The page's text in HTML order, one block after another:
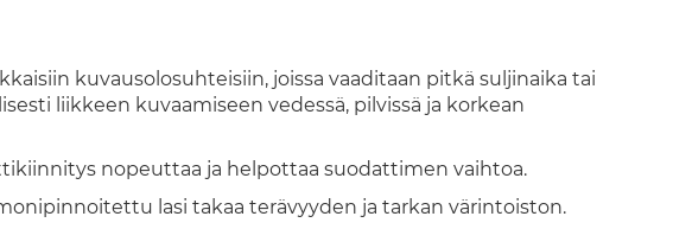
kuvausolosuhteisiin, joissa vaaditaan pitkä suljinaika tai
liikkeen kuvaamiseen vedessä, pilvissä ja korkean
nopeuttaa ja helpottaa suodattimen vaihtoa.
lasi takaa terävyyden ja tarkan värintoiston.